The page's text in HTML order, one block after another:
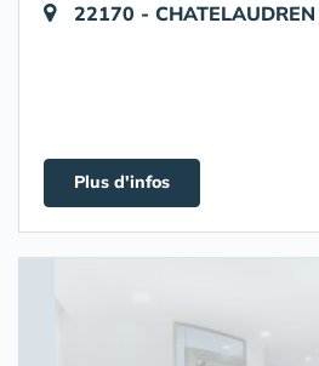
22170 -
Plus d'infos